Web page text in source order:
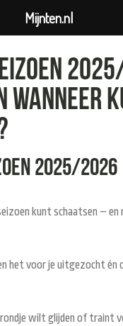
wanneer
2025/2026
kunt schaatsen – en
het voor je uitgezocht én
wilt glijden of traint
Mijnten.nl